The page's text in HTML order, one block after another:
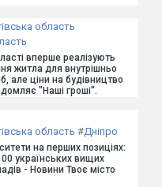
область
вперше реалізують
житла для внутрішньо
але ціни на будівництво
"Наші гроші".
область #Дніпро
на перших позиціях:
українських вищих
- Новини Твоє місто